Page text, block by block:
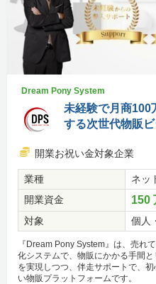
Dream Pony System
未経験で月商100
する次世代物販
開業お祝い金対象企業
業種
ネッ
開業資金
150
対象 個人
『Dream Pony System』は、売れ
化システムで、物販にかかる手間
を実現しつつ、伴走サポートで、
い物販プラットフォームです。